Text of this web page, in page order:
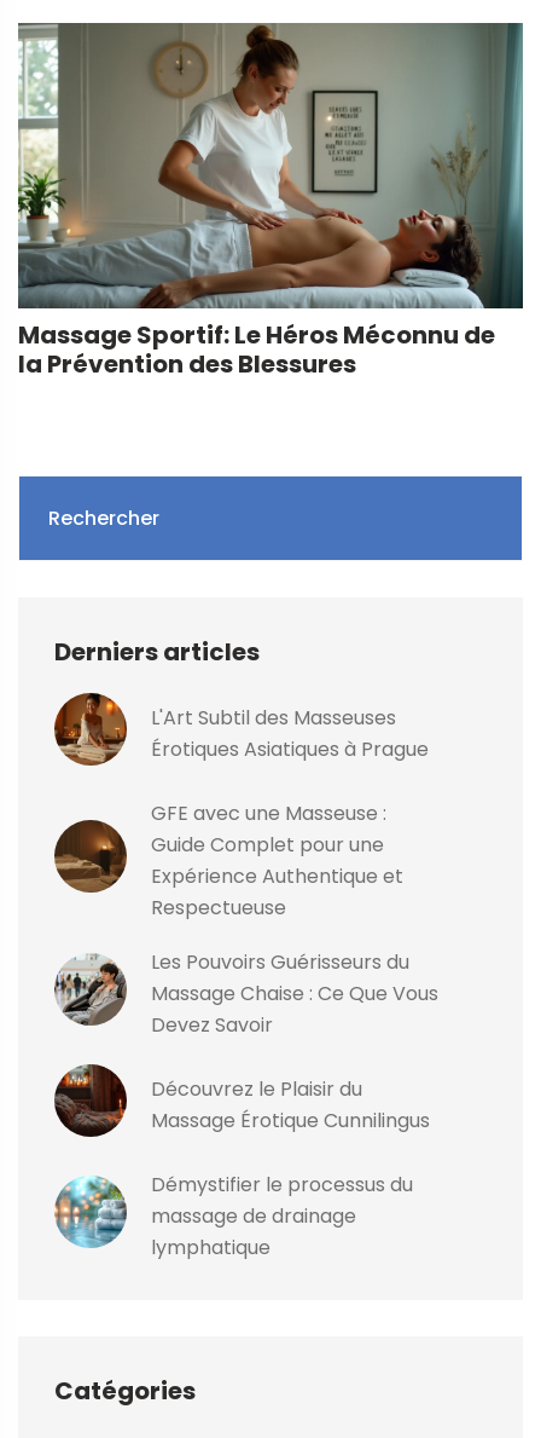
Massage Sportif: Le Héros Méconnu de
la Prévention des Blessures
Rechercher
Derniers articles
L'Art Subtil des Masseuses
Érotiques Asiatiques à Prague
GFE avec une Masseuse :
Guide Complet pour une
Expérience Authentique et
Respectueuse
Les Pouvoirs Guérisseurs du
Massage Chaise : Ce Que Vous
Devez Savoir
Découvrez le Plaisir du
Massage Érotique Cunnilingus
Démystifier le processus du
massage de drainage
lymphatique
Catégories